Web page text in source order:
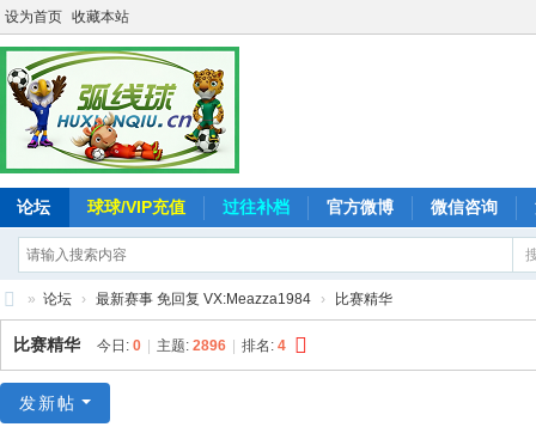
设为首页 收藏本站
论坛 球球/VIP充值 过往补档 官方微博 微信咨询
弧
线
» 论坛 › 最新赛事 免回复 VX:Meazza1984 › 比赛精华
比赛精华 今日: 0 主题: 2896 排名: 4
发新帖